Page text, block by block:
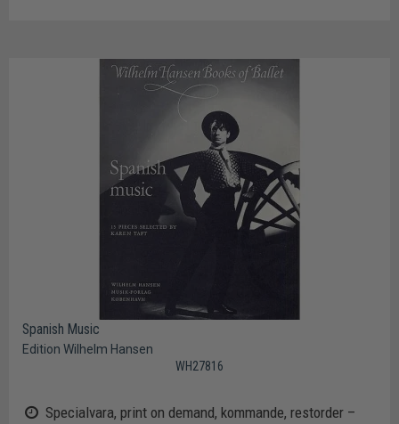
Spanish Music
Edition Wilhelm Hansen
WH27816
Specialvara, print on demand, kommande, restorder –